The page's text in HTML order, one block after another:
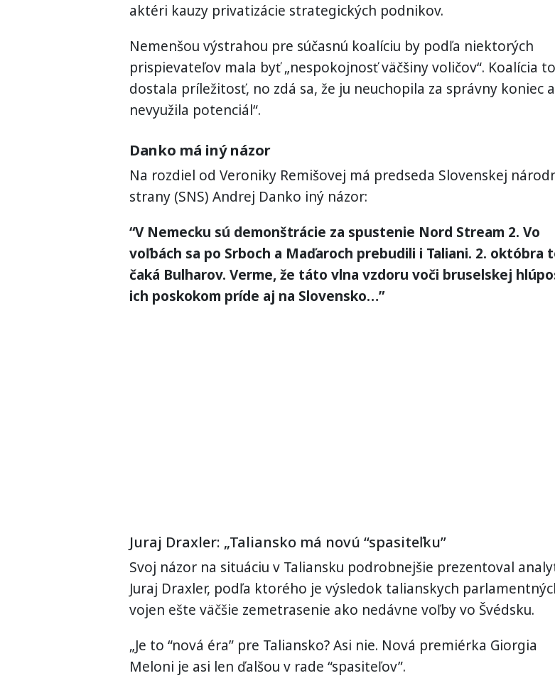
aktéri kauzy privatizácie strategických podnikov.
Nemenšou výstrahou pre súčasnú koalíciu by podľa niektorých
prispievateľov mala byť „nespokojnosť väčšiny voličov“. Koalícia
dostala príležitosť, no zdá sa, že ju neuchopila za správny koniec a
nevyužila potenciál“.
Danko má iný názor
Na rozdiel od Veroniky Remišovej má predseda Slovenskej
strany (SNS) Andrej Danko iný názor:
“V Nemecku sú demonštrácie za spustenie Nord Stream 2. Vo
voľbách sa po Srboch a Maďaroch prebudili i Taliani. 2. októbra
čaká Bulharov. Verme, že táto vlna vzdoru voči bruselskej
ich poskokom príde aj na Slovensko…”
Juraj Draxler: „Taliansko má novú “spasiteľku”
Svoj názor na situáciu v Taliansku podrobnejšie prezentoval
Juraj Draxler, podľa ktorého je výsledok talianskych
vojen ešte väčšie zemetrasenie ako nedávne voľby vo Švédsku.
„Je to “nová éra” pre Taliansko? Asi nie. Nová premiérka Giorgia
Meloni je asi len ďalšou v rade “spasiteľov”.